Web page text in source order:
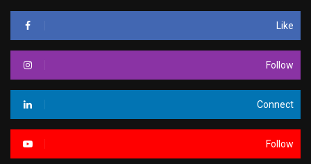
Like
Follow
Connect
Follow